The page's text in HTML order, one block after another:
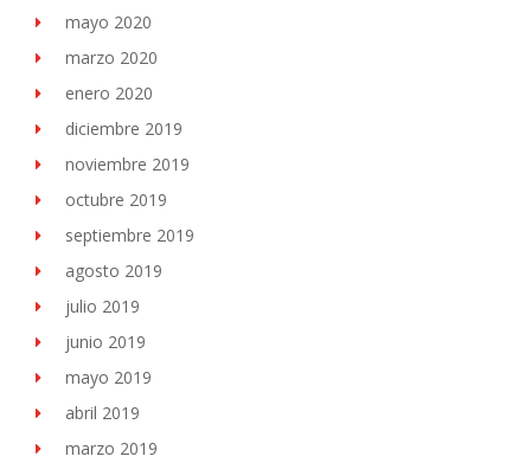
mayo 2020
marzo 2020
enero 2020
diciembre 2019
noviembre 2019
octubre 2019
septiembre 2019
agosto 2019
julio 2019
junio 2019
mayo 2019
abril 2019
marzo 2019